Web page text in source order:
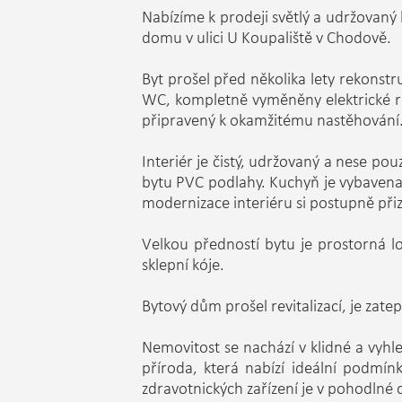
Nabízíme k prodeji světlý a
domu v ulici U Koupaliště v Chodově.
Byt prošel před několika lety
WC, kompletně vyměněny elektrické
připravený k okamžitému
Interiér je čistý, udržovaný a nese
bytu PVC podlahy. Kuchyň je
modernizace interiéru si postupně
Velkou předností bytu je prostorná
sklepní kóje.
Bytový dům prošel revitalizací, je
Nemovitost se nachází v klidné a
příroda, která nabízí ideální
zdravotnických zařízení je v pohodlné